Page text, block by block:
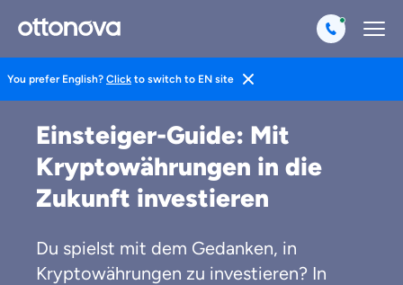
You prefer English? Click to switch to EN site
Life Hacks
Einsteiger-Guide: Mit
Kryptowährungen in die
Zukunft investieren
Du spielst mit dem Gedanken, in
Kryptowährungen zu investieren? In